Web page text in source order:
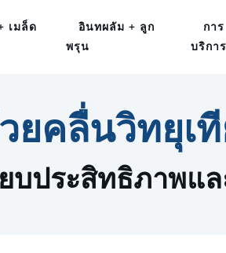
เมล็ด
อินทผลัม + ลูก
พรุน
การ
บริการ
ยคลื่นวิทยุเ
ยบประสิทธิภา